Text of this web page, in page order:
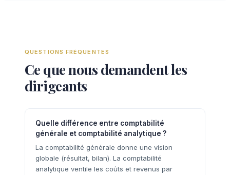
QUESTIONS FRÉQUENTES
Ce que nous demandent les
dirigeants
Quelle différence entre comptabilité
générale et comptabilité analytique ?
La comptabilité générale donne une vision
globale (résultat, bilan). La comptabilité
analytique ventile les coûts et revenus par